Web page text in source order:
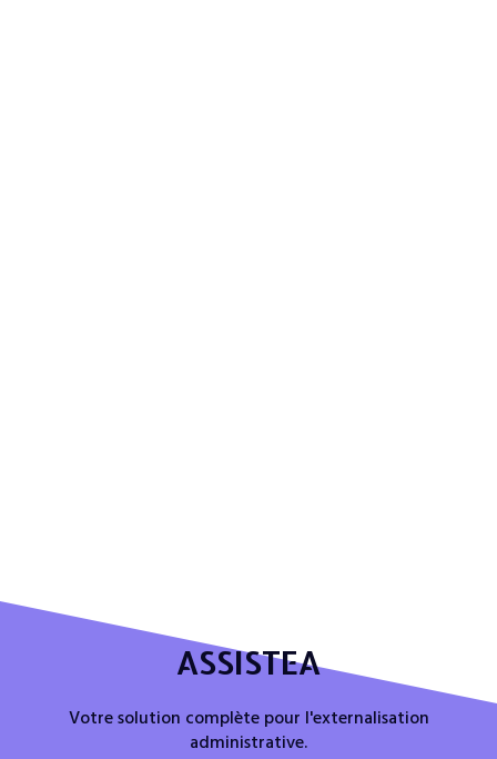
ASSISTEA
Votre solution complète pour l'externalisation
administrative.